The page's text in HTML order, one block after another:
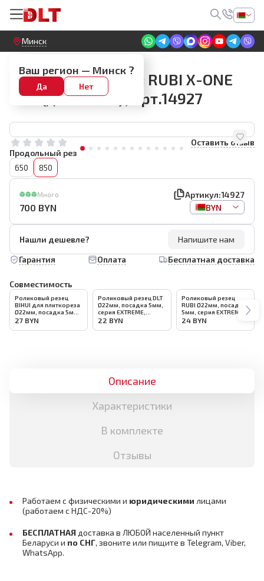
Круглосуточный! Прием заявок на сайте
Минск
Ваш регион — Минск ?
Да Нет
Плиткорезы RUBI
Ручной плиткорез RUBI X-ONE
850 (до 850мм), арт.14927
Оставить отзыв
Продольный рез
650
850
Много Артикул:14927
700 BYN BYN
Нашли дешевле?
Напишите нам
Гарантия
Оплата Бесплатная доставка
Совместимость
Роликовый резец
BIHUI для плиткореза
Ø22мм, посадка 5мм,
арт.TCS-SW
27 BYN
Роликовый резец DLT
Ø22мм, посадка 5мм,
серия EXTREME,
арт.0318
22 BYN
Роликовый резец
RUBI Ø22мм, посадка
5мм, серия EXTREME
GOLD, арт.01943
24 BYN
Описание
Характеристики
В комплекте
Отзывы
Работаем с физическими и юридическими лицами
(работаем с НДС-20%)
БЕСПЛАТНАЯ доставка в ЛЮБОЙ населенный пункт
Беларуси и по СНГ, звоните или пищите в Telegram, Viber,
WhatsApp.